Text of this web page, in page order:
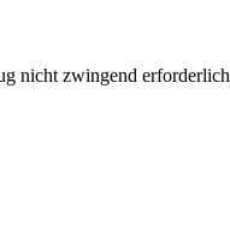
nicht zwingend erforderlich